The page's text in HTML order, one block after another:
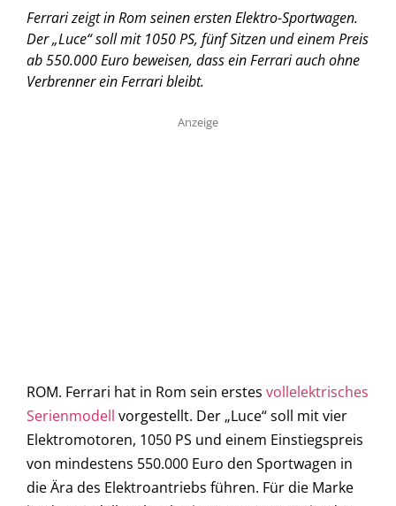
Ferrari zeigt in Rom seinen ersten Elektro-Sportwagen.
Der „Luce“ soll mit 1050 PS, fünf Sitzen und einem Preis
ab 550.000 Euro beweisen, dass ein Ferrari auch ohne
Verbrenner ein Ferrari bleibt.
Anzeige
ROM. Ferrari hat in Rom sein erstes vollelektrisches
Serienmodell vorgestellt. Der „Luce“ soll mit vier
Elektromotoren, 1050 PS und einem Einstiegspreis
von mindestens 550.000 Euro den Sportwagen in
die Ära des Elektroantriebs führen. Für die Marke